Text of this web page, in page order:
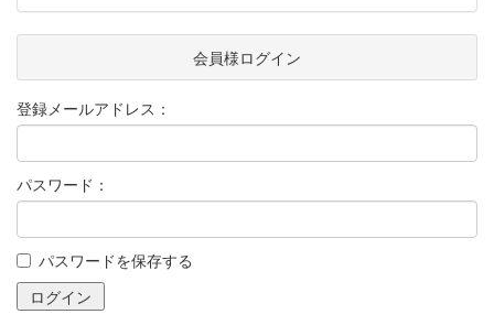
会員様ログイン
登録メールアドレス：
パスワード：
パスワードを保存する